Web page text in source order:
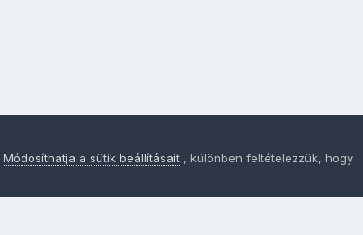
Módosíthatja a sütik beállításait , különben feltételezzük, hogy